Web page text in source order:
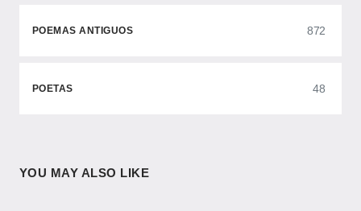
POEMAS ANTIGUOS 872
POETAS 48
YOU MAY ALSO LIKE